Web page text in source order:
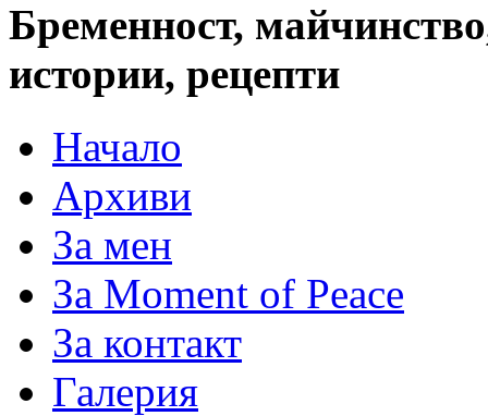
Бременност,
истории, рецепти
Начало
Архиви
За мен
За Moment of Peace
За контакт
Галерия